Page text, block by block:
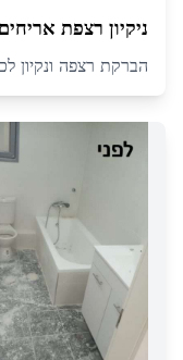
ניקיון רצפת
הברקת רצפה ונקיון